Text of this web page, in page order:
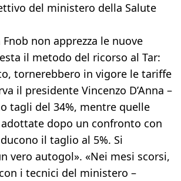
del ministero della Salute
non apprezza le nuove
il metodo del ricorso al Tar:
tornerebbero in vigore le tariffe
il presidente Vincenzo D’Anna –
tagli del 34%, mentre quelle
dopo un confronto con
il taglio al 5%. Si
vero autogol». «Nei mesi scorsi,
i tecnici del ministero –